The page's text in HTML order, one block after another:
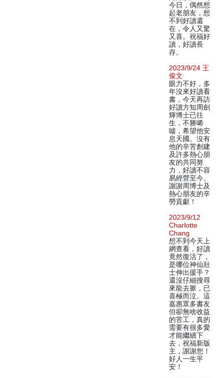
今日，偶然想
起老朋友，想
不到好讀還
在，令人又驚
又喜。祝福好
讀，好讀長
存。
2023/9/24 王
俊文
眼力不好，多
年沒來好讀看
書，今天再訪
好讀方知周劍
輝博士已往
生，不勝唏
噓，希望他安
息天國。沒有
他的辛苦創建
及許多熱心朋
友的共同努
力，好讀不容
易經營至今。
謝謝周博士及
熱心朋友的辛
勞貢獻！
2023/9/12
Charlotte
Chang
想不到今天上
網查看，好讀
竟然復活了，
是哪位神仙壯
士伸出援手？
還沒仔細搜尋
來龍去脈，已
喜極而泣。這
嘉惠眾多書友
但卻無啥收益
的苦工，真的
需要有很多愛
才能繼續下
去，祝福新版
主，謝謝您！
好人一生平
安！